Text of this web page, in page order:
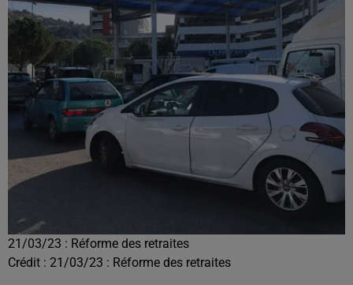
21/03/23 : Réforme des retraites
Crédit : 21/03/23 : Réforme des retraites